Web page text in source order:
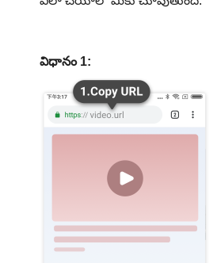
విధానం 1: